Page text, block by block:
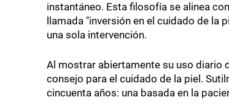
instantáneo. Esta filosofía se alinea
llamada "inversión en el cuidado de
una sola intervención.
Al mostrar abiertamente su uso diario
consejo para el cuidado de la piel.
cincuenta años: una basada en la